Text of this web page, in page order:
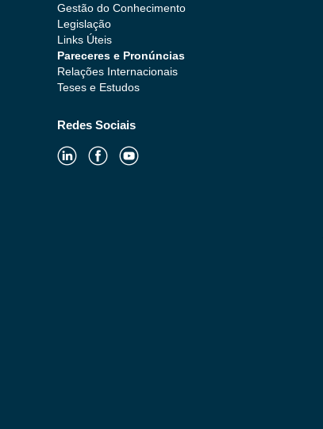
Gestão do Conhecimento
Legislação
Links Úteis
Pareceres e Pronúncias
Relações Internacionais
Teses e Estudos
Redes Sociais